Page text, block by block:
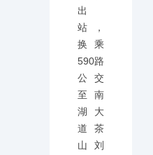
出
站，
换乘
590路
公交
至南
湖大
道茶
山刘